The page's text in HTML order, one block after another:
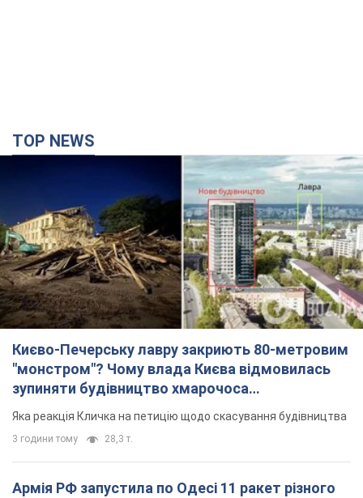
TOP NEWS
Києво-Печерську лавру закриють 80-метровим
"монстром"? Чому влада Києва відмовилась
зупиняти будівництво хмарочоса
"московського вірянина"
Яка реакція Кличка на петицію щодо скасування будівництва
3 години тому 28,3 т.
Армія РФ запустила по Одесі 11 ракет різного